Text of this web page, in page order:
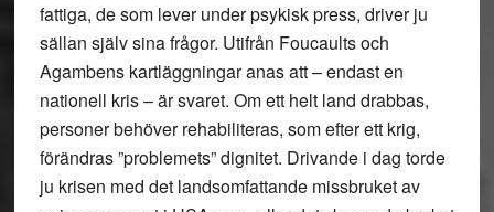
fattiga, de som lever under psykisk press, driver ju
sällan själv sina frågor. Utifrån Foucaults och
Agambens kartläggningar anas att – endast en
nationell kris – är svaret. Om ett helt land drabbas,
personer behöver rehabiliteras, som efter ett krig,
förändras ”problemets” dignitet. Drivande i dag torde
ju krisen med det landsomfattande missbruket av